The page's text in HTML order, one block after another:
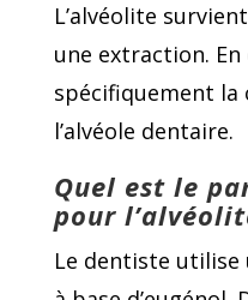
L’alvéolite
une extraction.
spécifiquement la
l’alvéole dentaire.
Quel est le
pour
Le dentiste utilise